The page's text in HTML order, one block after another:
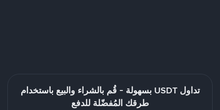
تداول USDT بسهولة - قُم بالشراء والبيع باستخدام
طرقك المُفضّلة للدفع